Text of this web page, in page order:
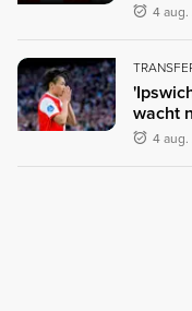
4 aug.
wacht
4